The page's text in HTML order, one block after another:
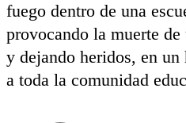
fuego dentro de una
provocando la muerte
y dejando heridos, en
a toda la comunidad